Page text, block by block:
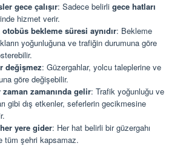
gece çalışır: Sadece belirli gece hatları
hizmet verir.
bekleme süresi aynıdır: Bekleme
yoğunluğuna ve trafiğin durumuna göre
değişmez: Güzergahlar, yolcu taleplerine ve
göre değişebilir.
zamanında gelir: Trafik yoğunluğu ve
gibi dış etkenler, seferlerin gecikmesine
yere gider: Her hat belirli bir güzergahı
tüm şehri kapsamaz.